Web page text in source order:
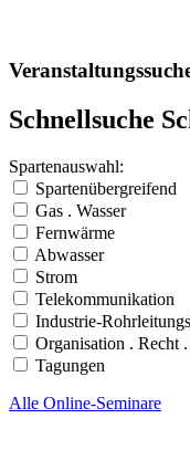
Schnellsuche
Spartenauswahl:
Spartenübergreifend
Gas . Wasser
Fernwärme
Abwasser
Strom
Telekommunikation
Industrie-
Organisation . Recht
Tagungen
Alle Online-Seminare